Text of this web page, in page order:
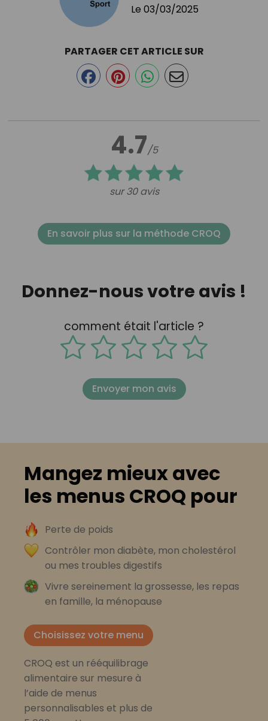
Le 03/03/2025
4.7/5
sur 30 avis
PARTAGER CET ARTICLE SUR
En savoir plus sur la méthode CROQ
Donnez-nous votre avis !
comment était l'article ?
Envoyer mon avis
Mangez mieux avec
les menus CROQ pour
Perte de poids
Contrôler mon diabète, mon cholestérol
ou mes troubles digestifs
Vivre sereinement la grossesse, les repas
en famille, la ménopause
Choisissez votre menu
CROQ est un rééquilibrage
alimentaire sur mesure à
l’aide de menus
personnalisables et plus de